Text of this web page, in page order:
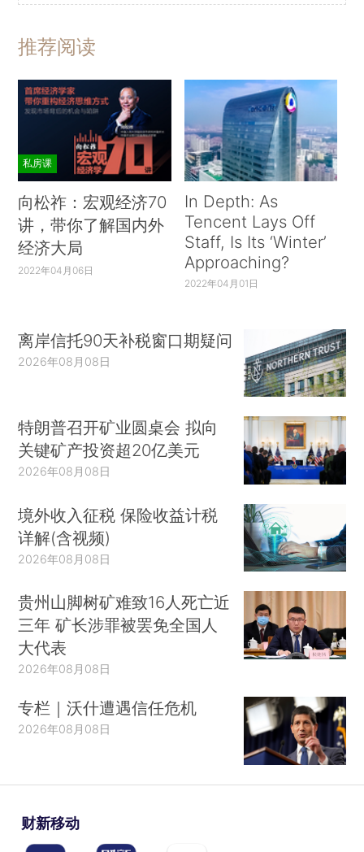
推荐阅读
私房课
向松祚：宏观经济70
讲，带你了解国内外
经济大局
2022年04月06日
In Depth: As
Tencent Lays Off
Staff, Is Its ‘Winter’
Approaching?
2022年04月01日
离岸信托90天补税窗口期疑问
2026年08月08日
特朗普召开矿业圆桌会 拟向
关键矿产投资超20亿美元
2026年08月08日
境外收入征税 保险收益计税
详解(含视频)
2026年08月08日
贵州山脚树矿难致16人死亡近
三年 矿长涉罪被罢免全国人
大代表
2026年08月08日
专栏｜沃什遭遇信任危机
2026年08月08日
财新移动